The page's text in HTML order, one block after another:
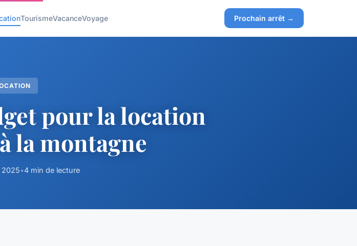
TourismeVacanceVoyage Prochain arrêt →
pour la location
la montagne
2025•4 min de lecture